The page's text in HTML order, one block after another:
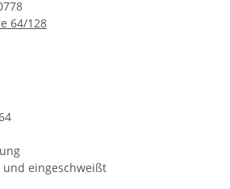
64/128
eingeschweißt